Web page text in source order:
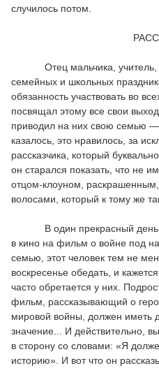
случилось потом.
Отец мальчика, учитель,
семейных и школьных
обязанность участвовать во
посвящал этому все свои
приводил на них свою семью
казалось, это нравилось, за
рассказчика, который
он старался показать, что не
отцом-клоуном,
волосами, который к тому же
В один прекрасный день
в кино на фильм о войне под
семью, этот человек тем не
воскресенье обедать, и
часто обретается у них.
фильм, рассказывающий о
мировой войны, должен иметь
значение... И действительно,
в сторону со словами: «Я
историю». И вот что он